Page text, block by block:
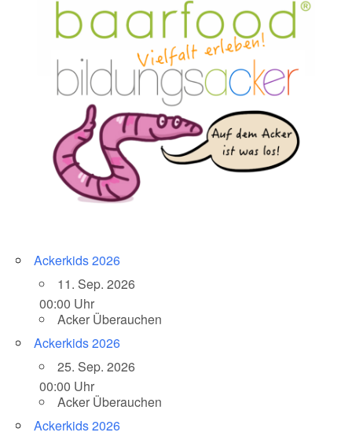
Ackerkids 2026
11. Sep. 2026
00:00 Uhr
Acker Überauchen
Ackerkids 2026
25. Sep. 2026
00:00 Uhr
Acker Überauchen
Ackerkids 2026